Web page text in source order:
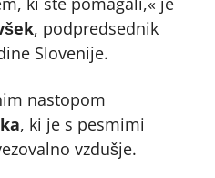
, podpredsednik
Slovenije.
nastopom
, ki je s pesmimi
vzdušje.